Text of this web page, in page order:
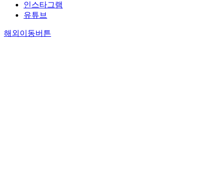
인스타그램
유튜브
해외이동버튼